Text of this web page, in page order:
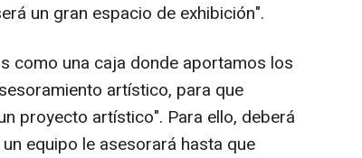
un gran espacio de exhibición".
como una caja donde aportamos los
artístico, para que
proyecto artístico". Para ello, deberá
equipo le asesorará hasta que